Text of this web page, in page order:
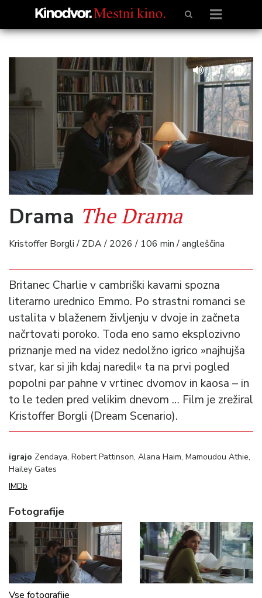
Drama The Drama
Kristoffer Borgli / ZDA / 2026 / 106 min / angleščina
Britanec Charlie v cambriški kavarni spozna
literarno urednico Emmo. Po strastni romanci se
ustalita v blaženem življenju v dvoje in začneta
načrtovati poroko. Toda eno samo eksplozivno
priznanje med na videz nedolžno igrico »najhujša
stvar, kar si jih kdaj naredil« ta na prvi pogled
popolni par pahne v vrtinec dvomov in kaosa – in
to le teden pred velikim dnevom … Film je zrežiral
Kristoffer Borgli (Dream Scenario).
igrajo Zendaya, Robert Pattinson, Alana Haim, Mamoudou Athie,
Hailey Gates
IMDb
Fotografije
Vse fotografije